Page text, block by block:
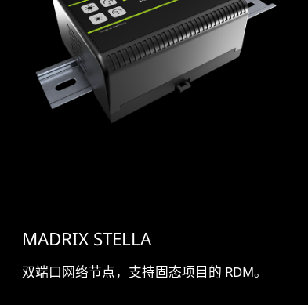
MADRIX STELLA
双端口网络节点，支持固态项目的 RDM。